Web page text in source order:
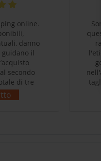
online.
danno
il
secondo
di tre
Massima
e nella